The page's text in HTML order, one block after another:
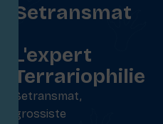
Setransmat
L'expert
Terrariophilie
Setransmat,
grossiste